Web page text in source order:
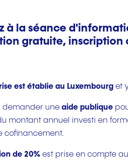
à la séance
gratuite, inscription
est établie au Luxembourg et
demander une aide publique
montant annuel investi en
cofinancement.
de 20% est prise en compte